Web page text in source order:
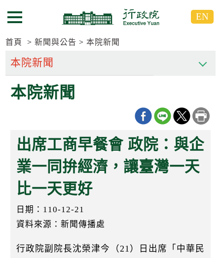
到
要
區
到
要
區
選單按鈕 EN
首頁 新聞與公告 本院新聞
本院新聞
出席工商早餐會 政院：與企
業一同拚經濟，讓臺灣一天
比一天更好
日期：110-12-21
資料來源：新聞傳播處
行政院副院長沈榮津今（21）日出席「中華民